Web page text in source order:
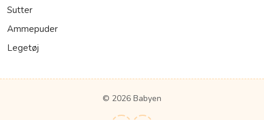
Sutter
Ammepuder
Legetøj
© 2026 Babyen